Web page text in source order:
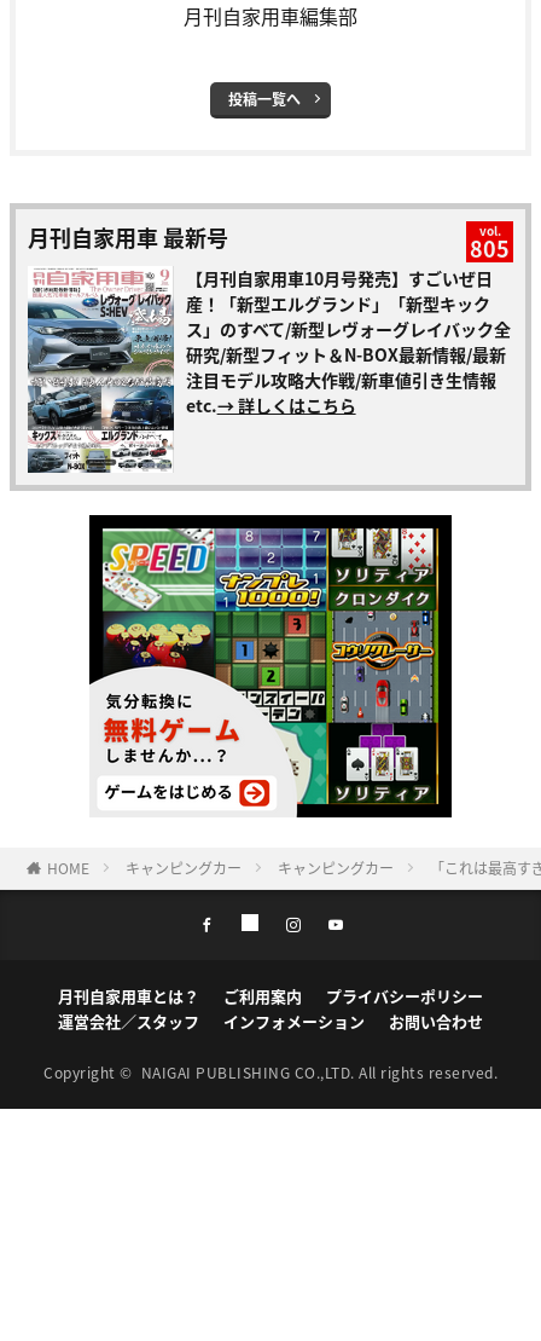
月刊自家用車編集部
投稿一覧へ
月刊自家用車 最新号 vol.
805
【月刊自家用車10月号発売】すごいぜ日
産！「新型エルグランド」「新型キック
ス」のすべて/新型レヴォーグレイバック全
研究/新型フィット＆N-BOX最新情報/最新
注目モデル攻略大作戦/新車値引き生情報
etc.→ 詳しくはこちら
HOME キャンピングカー キャンピングカー 「これは最高
月刊自家用車とは？ ご利用案内
プライバシーポリシー
運営会社／スタッフ
インフォメーション お問い合わせ
Copyright © NAIGAI PUBLISHING CO.,LTD. All rights reserved.